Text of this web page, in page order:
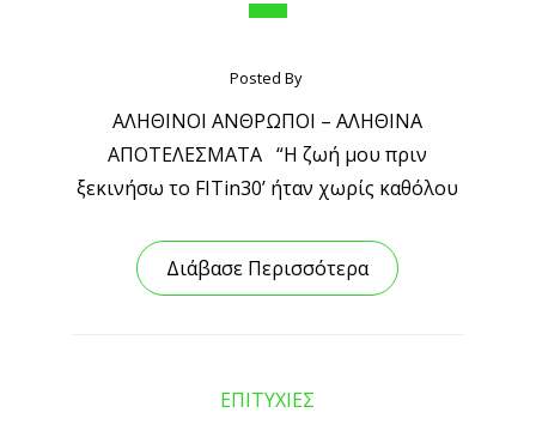
Posted By
ΑΛΗΘΙΝΟΙ ΑΝΘΡΩΠΟΙ – ΑΛΗΘΙΝΑ
ΑΠΟΤΕΛΕΣΜΑΤΑ “H ζωή μου πριν
ξεκινήσω το FITin30’ ήταν χωρίς καθόλου
Διάβασε Περισσότερα
ΕΠΙΤΥΧΙΕΣ